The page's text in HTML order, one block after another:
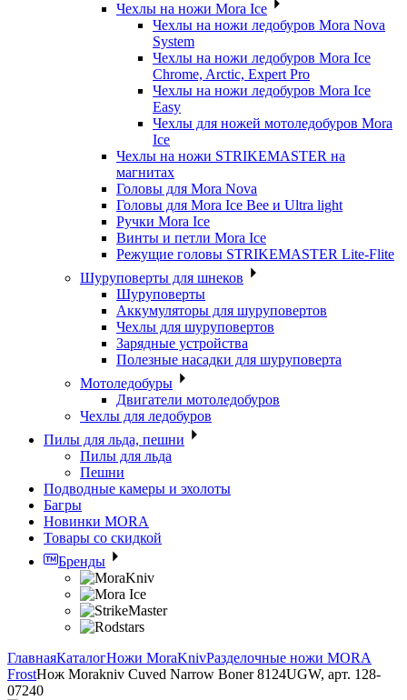
Чехлы на ножи Mora Ice
Чехлы на ножи ледобуров Mora Nova
System
Чехлы на ножи ледобуров Mora Ice
Chrome, Arctic, Expert Pro
Чехлы на ножи ледобуров Mora Ice
Easy
Чехлы для ножей мотоледобуров Mora
Ice
Чехлы на ножи STRIKEMASTER на
магнитах
Головы для Mora Nova
Головы для Mora Ice Bee и Ultra light
Ручки Mora Ice
Винты и петли Mora Ice
Режущие головы STRIKEMASTER Lite-Flite
Шуруповерты для шнеков
Шуруповерты
Аккумуляторы для шуруповертов
Чехлы для шуруповертов
Зарядные устройства
Полезные насадки для шуруповерта
Мотоледобуры
Двигатели мотоледобуров
Чехлы для ледобуров
Пилы для льда, пешни
Пилы для льда
Пешни
Подводные камеры и эхолоты
Багры
Новинки MORA
Товары со скидкой
Бренды
ГлавнаяКаталогНожи MoraKnivРазделочные ножи MORA
FrostНож Morakniv Cuved Narrow Boner 8124UGW, арт. 128-
07240